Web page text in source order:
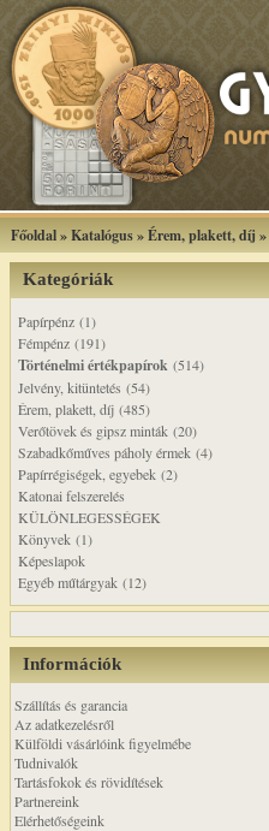
Főoldal»Katalógus»Érem, plakett, díj »
Kategóriák
Papírpénz (1)
Fémpénz (191)
Történelmi értékpapírok (514)
Jelvény, kitüntetés (54)
Érem, plakett, díj (485)
Verőtövek és gipsz minták (20)
Szabadkőműves páholy érmek (4)
Papírrégiségek, egyebek (2)
Katonai felszerelés
KÜLÖNLEGESSÉGEK
Könyvek (1)
Képeslapok
Egyéb műtárgyak (12)
Információk
Szállítás és garancia
Az adatkezelésről
Külföldi vásárlóink figyelmébe
Tudnivalók
Tartásfokok és rövidítések
Partnereink
Elérhetőségeink